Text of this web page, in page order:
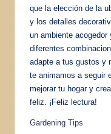
que la elección de la
y los detalles
un ambiente
diferentes
adapte a tus gustos y
te animamos a seguir
mejorar tu hogar y
feliz. ¡Feliz lectura!
Gardening Tips